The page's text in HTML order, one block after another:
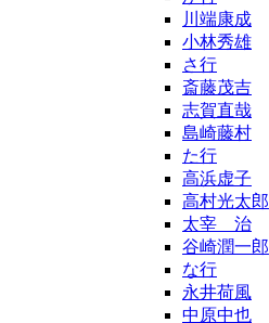
川端康成
小林秀雄
さ行
斎藤茂吉
志賀直哉
島崎藤村
た行
高浜虚子
高村光太郎
太宰 治
谷崎潤一郎
な行
永井荷風
中原中也